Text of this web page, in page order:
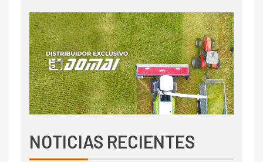
NOTICIAS RECIENTES